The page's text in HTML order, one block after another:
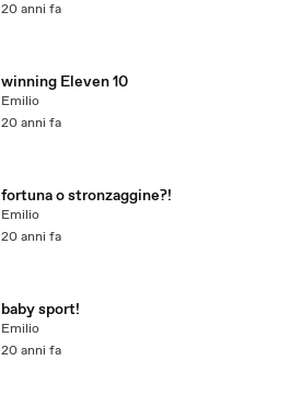
20 anni fa
winning Eleven 10
Emilio
20 anni fa
fortuna o stronzaggine?!
Emilio
20 anni fa
baby sport!
Emilio
20 anni fa